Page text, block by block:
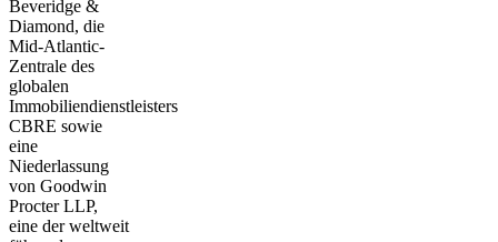
Beveridge &
Diamond, die
Mid-Atlantic-
Zentrale des
globalen
Immobiliendienstleisters
CBRE sowie
eine
Niederlassung
von Goodwin
Procter LLP,
eine der weltweit